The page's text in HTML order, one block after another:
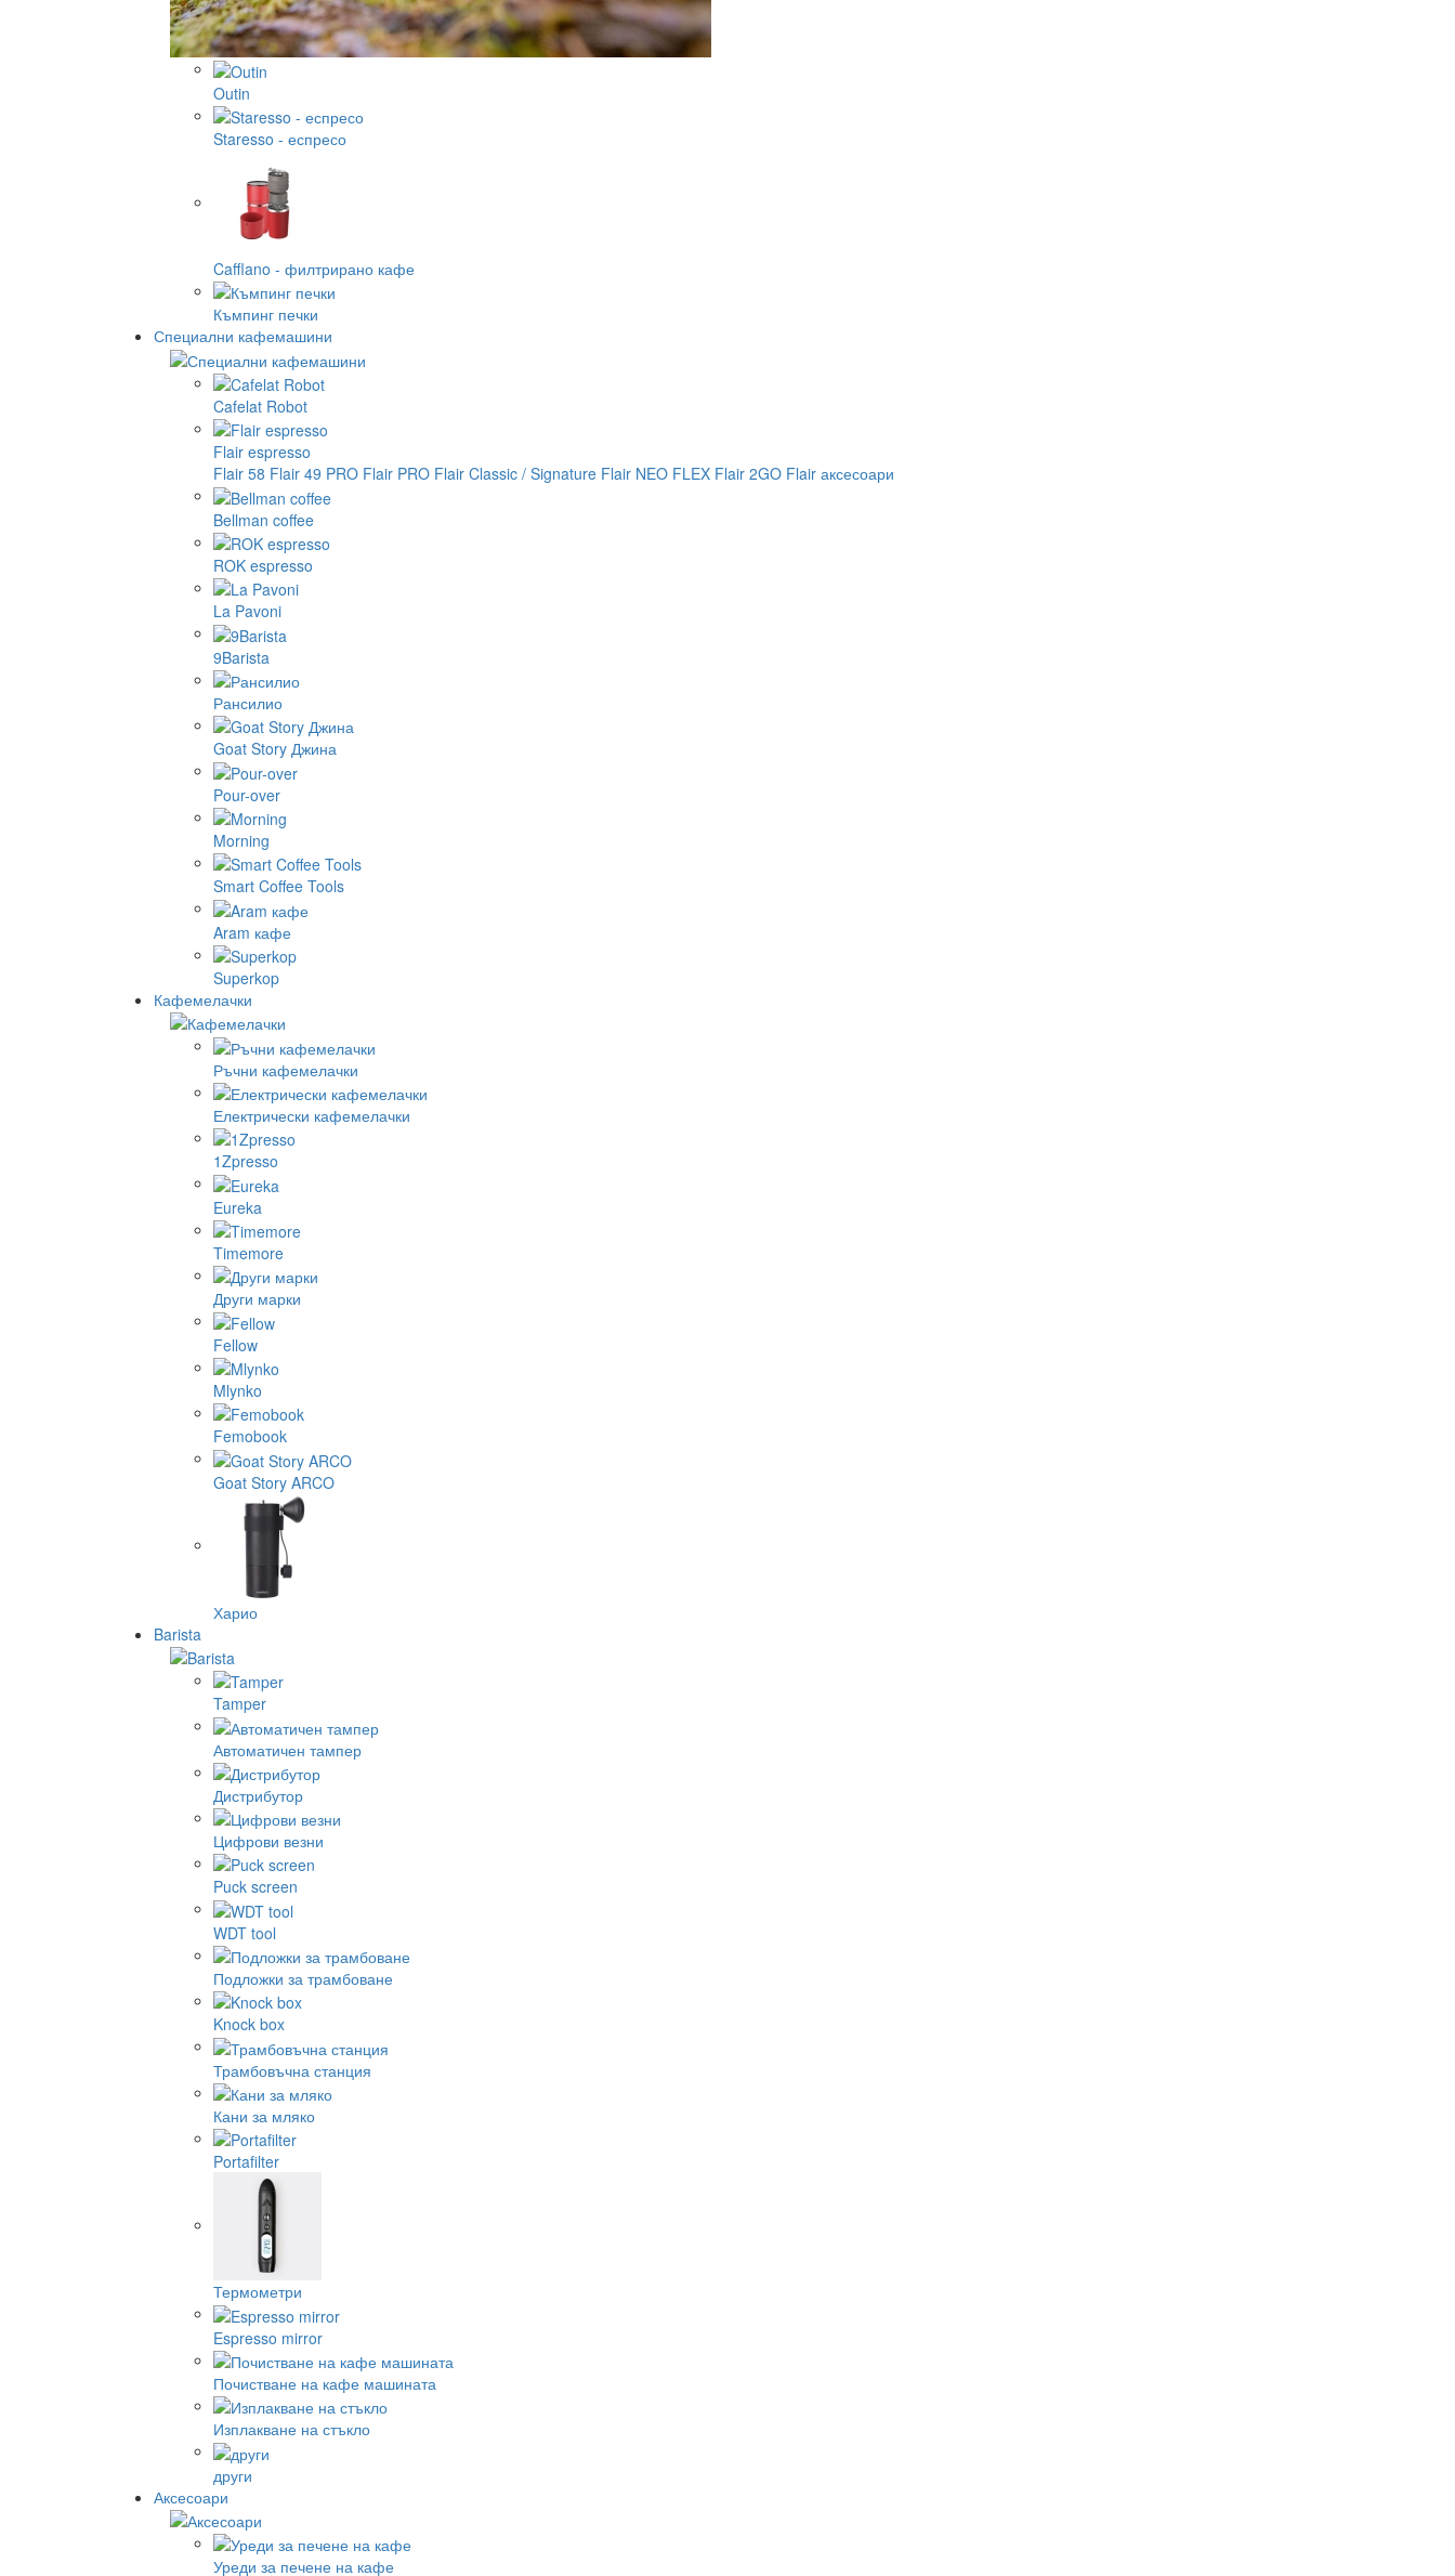
Outin
Staresso - еспресо
Cafflano - филтрирано кафе
Къмпинг печки
Специални кафемашини
Cafelat Robot
Flair espresso
Flair 58 Flair 49 PRO Flair PRO Flair Classic / Signature Flair NEO FLEX Flair 2GO Flair аксесоари
Bellman coffee
ROK espresso
La Pavoni
9Barista
Рансилио
Goat Story Джина
Pour-over
Morning
Smart Coffee Tools
Aram кафе
Superkop
Кафемелачки
Ръчни кафемелачки
Електрически кафемелачки
1Zpresso
Eureka
Timemore
Други марки
Fellow
Mlynko
Femobook
Goat Story ARCO
Харио
Barista
Tamper
Автоматичен тампер
Дистрибутор
Цифрови везни
Puck screen
WDT tool
Подложки за трамбоване
Knock box
Трамбовъчна станция
Кани за мляко
Portafilter
Термометри
Espresso mirror
Почистване на кафе машината
Изплакване на стъкло
други
Аксесоари
Уреди за печене на кафе